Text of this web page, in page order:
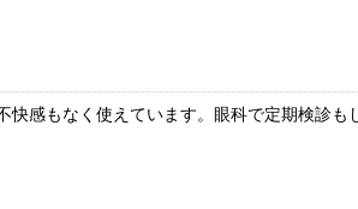
感もなく使えています。眼科で定期検診も